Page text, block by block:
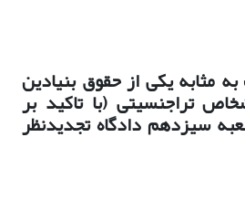
مثابه یکی از حقوق بنیادین
تراجنسیتی (با تاکید بر
سیزدهم دادگاه تجدیدنظر